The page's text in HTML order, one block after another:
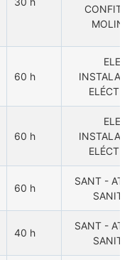
60 h
60 h
60 h
SANT -
40 h
SANT -